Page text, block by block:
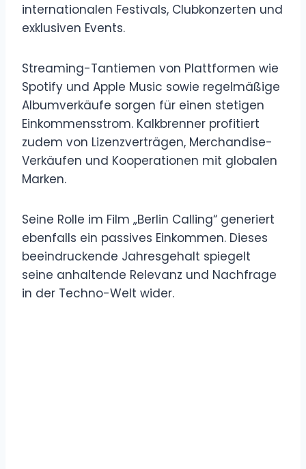
internationalen Festivals, Clubkonzerten und
exklusiven Events.
Streaming-Tantiemen von Plattformen wie
Spotify und Apple Music sowie regelmäßige
Albumverkäufe sorgen für einen stetigen
Einkommensstrom. Kalkbrenner profitiert
zudem von Lizenzverträgen, Merchandise-
Verkäufen und Kooperationen mit globalen
Marken.
Seine Rolle im Film „Berlin Calling“ generiert
ebenfalls ein passives Einkommen. Dieses
beeindruckende Jahresgehalt spiegelt
seine anhaltende Relevanz und Nachfrage
in der Techno-Welt wider.